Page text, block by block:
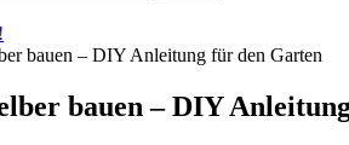
bauen – DIY Anleitung für den Garten
bauen – DIY